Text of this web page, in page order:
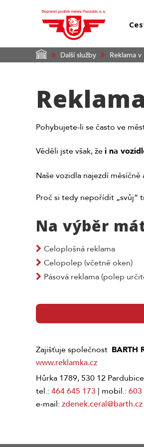
Další služby Reklama
Pohybujete-li se často ve
Věděli jste však, žei na
Naše vozidla najezdí
Proč si tedy nepořídit „svůj“
Na výběr
Celoplošná reklama
Celopolep (včetně oken)
Pásová reklama (polep
Zajišťuje společnost BARTH
www.reklamka.cz
Hůrka 1789, 530 12 Pardubice
tel.: 464 645 173 | mobil.: 603
e-mail: zdenek.ceral@barth.cz